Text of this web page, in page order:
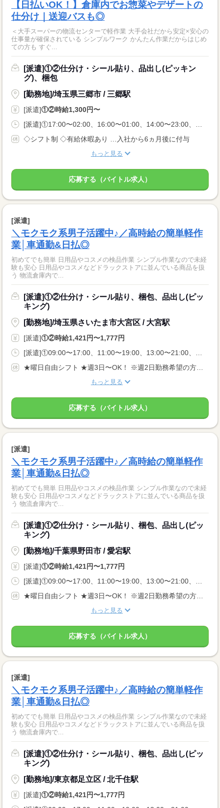
【日払いOK！】倉庫内でお惣菜やデザートの
仕分け｜送迎バスも◎
＜大手スーパーの物流センターで軽作業 大手会社だから安定×安心の
仕事量が確保されている シンプルワーク かんたん作業だからはじめ
ての方も すぐ...
[派遣]①②仕分け・シール貼り、品出し(ピッキン
グ)、梱包
[勤務地]/埼玉県三郷市 / 三郷駅
[派遣]①②時給1,300円〜
◇シフト制 ◇有給休暇あり …入社から6ヵ月後に付与
もっと見る
応募する（バイトル求人）
[派遣]
＼モクモク系男子活躍中♪／高時給の簡単軽作
業│車通勤&日払◎
初めてでも簡単 日用品やコスメの検品作業 シンプル作業なので未経
験も安心 日用品やコスメなどドラックストアに並んでいる商品を扱
う 物流倉庫内で...
[派遣]①②仕分け・シール貼り、梱包、品出し(ピッ
キング)
[勤務地]/埼玉県さいたま市大宮区 / 大宮駅
[派遣]①②時給1,421円〜1,777円
もっと見る
応募する（バイトル求人）
[派遣]
＼モクモク系男子活躍中♪／高時給の簡単軽作
業│車通勤&日払◎
初めてでも簡単 日用品やコスメの検品作業 シンプル作業なので未経
験も安心 日用品やコスメなどドラックストアに並んでいる商品を扱
う 物流倉庫内で...
[派遣]①②仕分け・シール貼り、梱包、品出し(ピッ
キング)
[勤務地]/千葉県野田市 / 愛宕駅
[派遣]①②時給1,421円〜1,777円
もっと見る
応募する（バイトル求人）
[派遣]
＼モクモク系男子活躍中♪／高時給の簡単軽作
業│車通勤&日払◎
初めてでも簡単 日用品やコスメの検品作業 シンプル作業なので未経
験も安心 日用品やコスメなどドラックストアに並んでいる商品を扱
う 物流倉庫内で...
[派遣]①②仕分け・シール貼り、梱包、品出し(ピッ
キング)
[勤務地]/東京都足立区 / 北千住駅
[派遣]①②時給1,421円〜1,777円